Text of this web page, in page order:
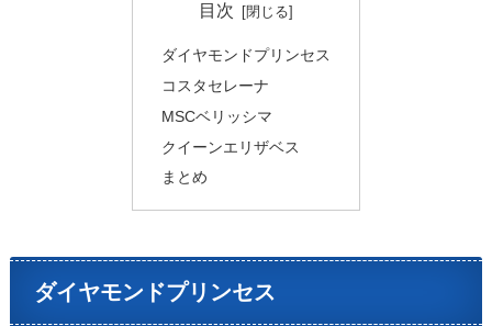
目次
ダイヤモンドプリンセス
コスタセレーナ
MSCベリッシマ
クイーンエリザベス
まとめ
ダイヤモンドプリンセス